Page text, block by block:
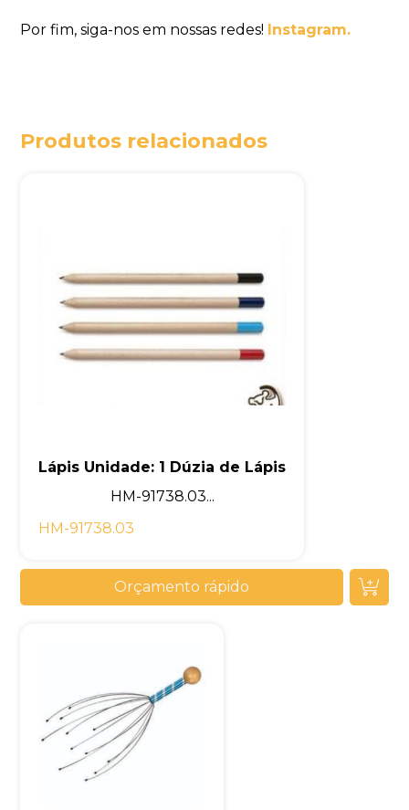
Por fim, siga-nos em nossas redes! Instagram.
Produtos relacionados
Lápis Unidade: 1 Dúzia de Lápis
HM-91738.03...
HM-91738.03
Orçamento rápido